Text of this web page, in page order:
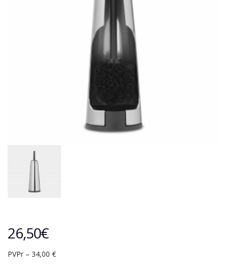
26,50€
PVPr – 34,00 €